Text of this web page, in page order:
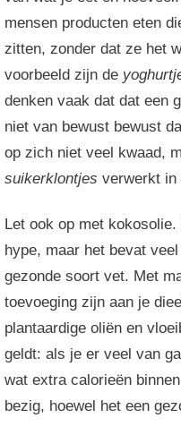
mensen producten eten
zitten, zonder dat ze het
voorbeeld zijn de
denken vaak dat dat een
niet van bewust bewust
op zich niet veel kwaad,
suikerklontjes verwerkt in
Let ook op met
hype, maar het bevat
gezonde soort vet. Met
toevoeging zijn aan je
plantaardige oliën en
geldt: als je er veel van
wat extra calorieën
bezig, hoewel het een